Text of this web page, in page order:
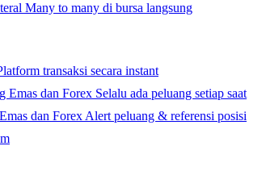
Many to many di bursa langsung
transaksi secara instant
Emas dan Forex Selalu ada peluang setiap saat
dan Forex Alert peluang & referensi posisi